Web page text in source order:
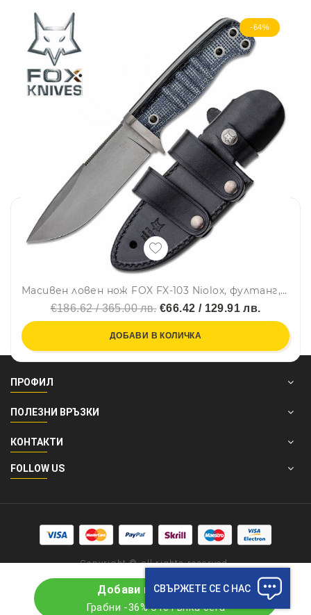
Добави в количката
Грабни -36% отстъпка сега
-64%
Масивен ловен нож FOX FX-103 Niolox, фултанг, микарта и кожена кания
€186.62 / 365.00 лв.€66.42 / 129.91 лв.
ДОБАВИ В КОЛИЧКА
ПРОФИЛ
ПОЛЕЗНИ ВРЪЗКИ
КОНТАКТИ
FOLLOW US
Copyright © all rights reserved.
СВЪРЖЕТЕ СЕ С НАС